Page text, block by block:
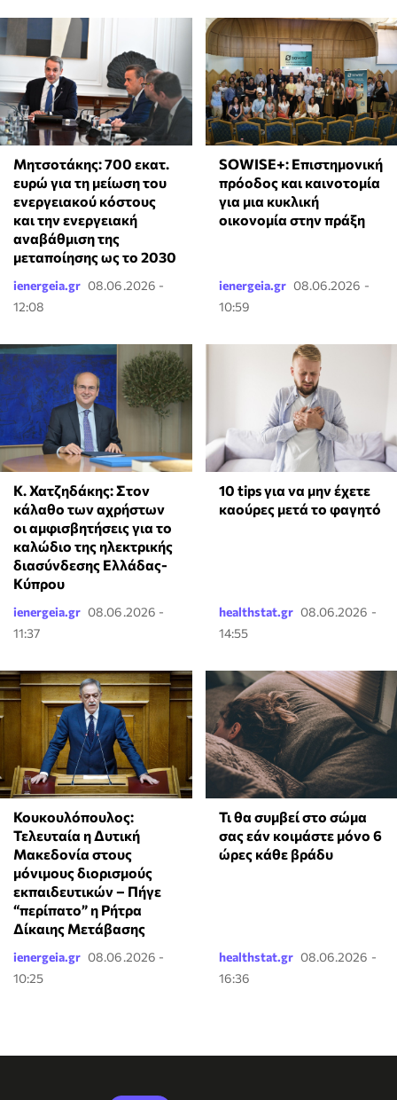
Μητσοτάκης: 700 εκατ.
ευρώ για τη μείωση του
ενεργειακού κόστους
και την ενεργειακή
αναβάθμιση της
μεταποίησης ως το 2030
ienergeia.gr 08.06.2026 -
12:08
SOWISE+: Επιστημονική
πρόοδος και καινοτομία
για μια κυκλική
οικονομία στην πράξη
ienergeia.gr 08.06.2026 -
10:59
Κ. Χατζηδάκης: Στον
κάλαθο των αχρήστων
οι αμφισβητήσεις για το
καλώδιο της ηλεκτρικής
διασύνδεσης Ελλάδας-
Κύπρου
ienergeia.gr 08.06.2026 -
11:37
10 tips για να μην έχετε
καούρες μετά το φαγητό
healthstat.gr 08.06.2026 -
14:55
Κουκουλόπουλος:
Τελευταία η Δυτική
Μακεδονία στους
μόνιμους διορισμούς
εκπαιδευτικών – Πήγε
“περίπατο” η Ρήτρα
Δίκαιης Μετάβασης
ienergeia.gr 08.06.2026 -
10:25
Τι θα συμβεί στο σώμα
σας εάν κοιμάστε μόνο 6
ώρες κάθε βράδυ
healthstat.gr 08.06.2026 -
16:36